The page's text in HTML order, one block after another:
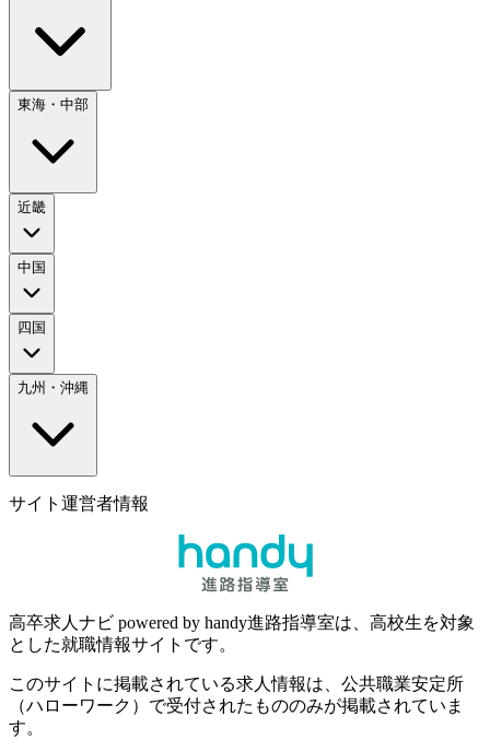
東海・中部
近畿
中国
四国
九州・沖縄
サイト運営者情報
高卒求人ナビ powered by handy進路指導室は、高校生を対象
とした就職情報サイトです。
このサイトに掲載されている求人情報は、公共職業安定所
（ハローワーク）で受付されたもののみが掲載されていま
す。